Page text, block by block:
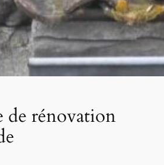
de rénovation